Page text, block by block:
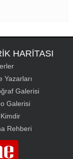
HARİTASI
Yazarları
Galerisi
Galerisi
Rehberi